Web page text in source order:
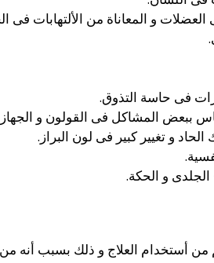
و المعاناة من الألتهابات فى
فى حاسة التذوق.
ببعض المشاكل فى القولون و
و تغيير كبير فى لون البراز.
و الحكة.
أستخدام العلاج و ذلك بسبب أنه